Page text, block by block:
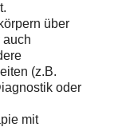
über
auch
(z.B.
oder
mit